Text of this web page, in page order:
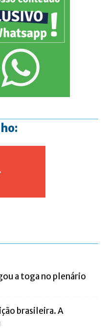
a toga no plenário
brasileira. A